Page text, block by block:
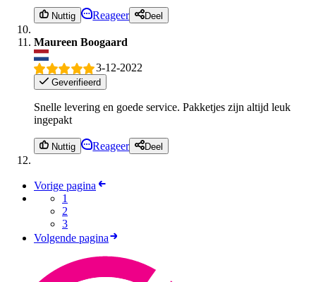
Nuttig Reageer Deel
Maureen Boogaard
3-12-2022
Geverifieerd
Snelle levering en goede service. Pakketjes zijn altijd leuk
ingepakt
Nuttig Reageer Deel
Vorige pagina
1
2
3
Volgende pagina